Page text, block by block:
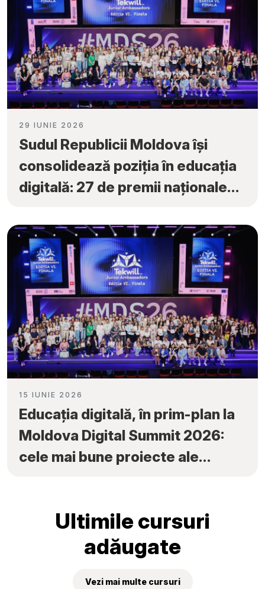
29 IUNIE 2026
Sudul Republicii Moldova își
consolidează poziția în educația
digitală: 27 de premii naționale
Ambassadors”
15 IUNIE 2026
Educația digitală, în prim-plan la
Moldova Digital Summit 2026:
cele mai bune proiecte ale
Ultimile cursuri
adăugate
Vezi mai multe cursuri